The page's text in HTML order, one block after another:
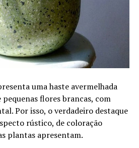
uma haste avermelhada
pequenas flores brancas, com
Por isso, o verdadeiro destaque
rústico, de coloração
plantas apresentam.